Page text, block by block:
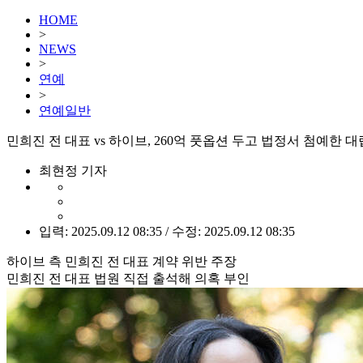
HOME
>
NEWS
>
연예
>
연예일반
민희진 전 대표 vs 하이브, 260억 풋옵션 두고 법정서 첨예한 대
최현정 기자
입력: 2025.09.12 08:35 / 수정: 2025.09.12 08:35
하이브 측 민희진 전 대표 계약 위반 주장
민희진 전 대표 법원 직접 출석해 의혹 부인